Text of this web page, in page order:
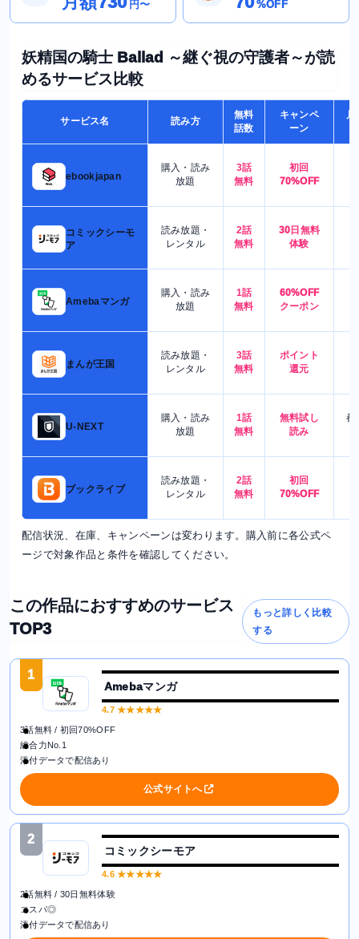
円〜 %OFF
妖精国の騎士 Ballad ～継ぐ視の守護者～が読
めるサービス比較
サービス名 読み方
無料
話数
キャンペ
ーン
月
ebookjapan
購入・読み
放題
3話
無料
初回
70%OFF
コミックシーモ
ア
読み放題・
レンタル
2話
無料
30日無料
体験
Amebaマンガ
購入・読み
放題
1話
無料
60%OFF
クーポン
まんが王国
読み放題・
レンタル
3話
無料
ポイント
還元
U-NEXT
購入・読み
放題
1話
無料
無料試し
読み
都
ブックライブ
読み放題・
レンタル
2話
無料
初回
70%OFF
配信状況、在庫、キャンペーンは変わります。購入前に各公式ペ
ージで対象作品と条件を確認してください。
この作品におすすめのサービス
TOP3
もっと詳しく比較
する
1
Amebaマンガ
4.7★★★★★
3話無料 / 初回70%OFF
総合力No.1
添付データで配信あり
公式サイトへ
2
コミックシーモア
4.6★★★★★
2話無料 / 30日無料体験
コスパ◎
添付データで配信あり